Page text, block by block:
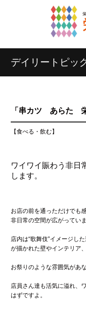
デイリートピッ
「串カツ あらた
【食べる・飲む】
ワイワイ賑わう非日
します。
お店の前を通っただけでも
非日常の空間が広がってい
店内は“歌舞伎”イメージし
が描かれた壁やインテリア、
お祭りのような雰囲気があ
店員さん達も活気に溢れ、
はずですよ。